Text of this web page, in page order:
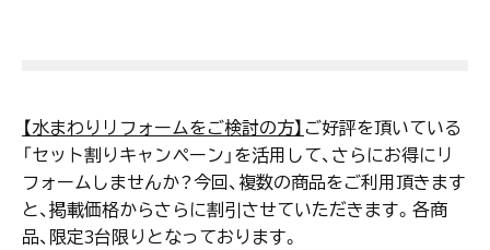
【水まわりリフォームをご検討の方】→ご好評を頂いている
「セット割りキャンペーン」を活用して、さらにお得にリ
フォームしませんか？今回、複数の商品をご利用頂きます
と、掲載価格からさらに割引させていただきます。各商
品、限定3台限りとなっております。